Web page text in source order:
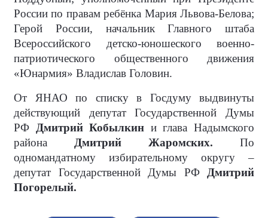
России по правам ребёнка Мария Львова-Белова;
Герой России, начальник Главного штаба
Всероссийского детско-юношеского военно-
патриотического общественного движения
«Юнармия» Владислав Головин.
От ЯНАО по списку в Госдуму выдвинуты
действующий депутат Государственной Думы
РФ
Дмитрий Кобылкин и глава Надымского
района Дмитрий Жаромских. По
одномандатному избирательному округу –
депутат Государственной Думы РФ Дмитрий
Погорелый.